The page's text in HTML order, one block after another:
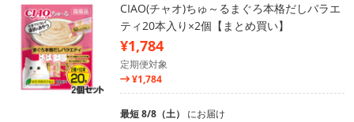
CIAO(チャオ)ちゅ～るまぐろ本格だしバラエ
ティ20本入り×2個【まとめ買い】
¥1,784
定期便対象
¥1,784
最短 8/8（土） にお届け